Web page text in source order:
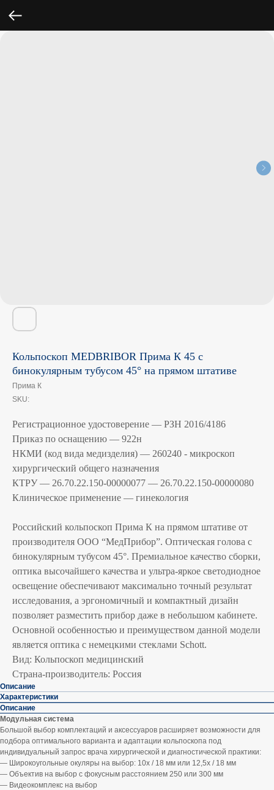
Кольпоскоп MEDBRIBOR Прима К 45 с
бинокулярным тубусом 45° на прямом штативе
Прима К
SKU:
Регистрационное удостоверение — РЗН 2016/4186
Приказ по оснащению — 922н
НКМИ (код вида медизделия) — 260240 - микроскоп
хирургический общего назначения
КТРУ — 26.70.22.150-00000077 — 26.70.22.150-00000080
Клиническое применение — гинекология
Российский кольпоскоп Прима К на прямом штативе от
производителя ООО “МедПрибор”. Оптическая голова с
бинокулярным тубусом 45°. Премиальное качество сборки,
оптика высочайшего качества и ультра-яркое светодиодное
освещение обеспечивают максимально точный результат
исследования, а эргономичный и компактный дизайн
позволяет разместить прибор даже в небольшом кабинете.
Основной особенностью и преимуществом данной модели
является оптика с немецкими стеклами Schott.
Вид: Кольпоскоп медицинский
Страна-производитель: Россия
Описание
Характеристики
Описание
Модульная система
Большой выбор комплектаций и аксессуаров расширяет возможности для
подбора оптимального варианта и адаптации кольпоскопа под
индивидуальный запрос врача хирургической и диагностической практики:
— Широкоугольные окуляры на выбор: 10х / 18 мм или 12,5х / 18 мм
— Объектив на выбор с фокусным расстоянием 250 или 300 мм
— Видеокомплекс на выбор